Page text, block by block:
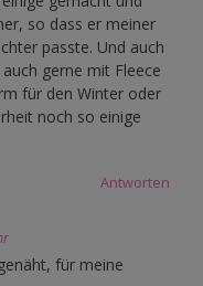
so dass er meiner
passte. Und auch
gerne mit Fleece
für den Winter oder
noch so einige
Antworten
für meine